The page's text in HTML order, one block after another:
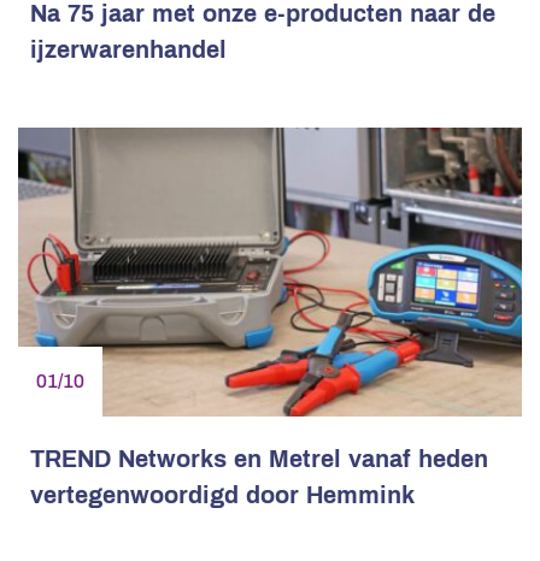
Na 75 jaar met onze e-producten naar de
ijzerwarenhandel
01/10
TREND Networks en Metrel vanaf heden
vertegenwoordigd door Hemmink